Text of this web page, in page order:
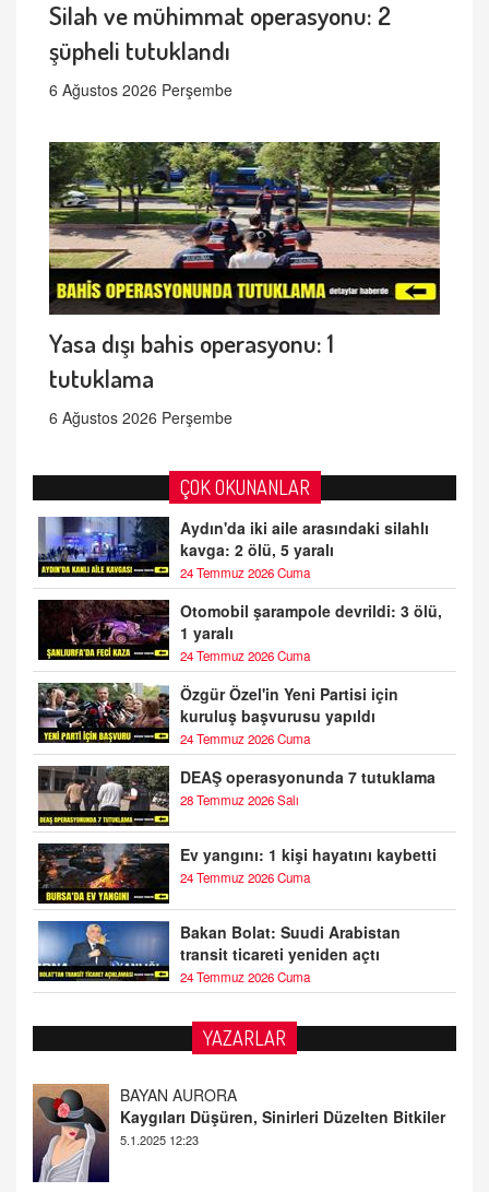
Silah ve mühimmat operasyonu: 2
şüpheli tutuklandı
6 Ağustos 2026 Perşembe
Yasa dışı bahis operasyonu: 1
tutuklama
6 Ağustos 2026 Perşembe
ÇOK OKUNANLAR
Aydın'da iki aile arasındaki silahlı
kavga: 2 ölü, 5 yaralı
24 Temmuz 2026 Cuma
Otomobil şarampole devrildi: 3 ölü,
1 yaralı
24 Temmuz 2026 Cuma
Özgür Özel'in Yeni Partisi için
kuruluş başvurusu yapıldı
24 Temmuz 2026 Cuma
DEAŞ operasyonunda 7 tutuklama
28 Temmuz 2026 Salı
Ev yangını: 1 kişi hayatını kaybetti
24 Temmuz 2026 Cuma
Bakan Bolat: Suudi Arabistan
transit ticareti yeniden açtı
24 Temmuz 2026 Cuma
YAZARLAR
DOKTOR CİVANIM
Mastürbasyon ve Tatmin: Bir Keşif Yolculuğu
13.11.2024 22:51